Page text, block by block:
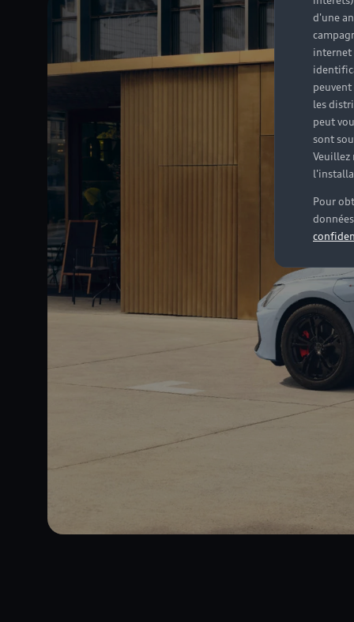
d'une
internet
peuvent
les
peut
sont
Veuillez
Pour